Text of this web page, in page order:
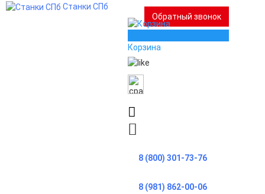
Станки СПб
Обратный звонок
Корзина
8 (800) 301-73-76
8 (981) 862-00-06